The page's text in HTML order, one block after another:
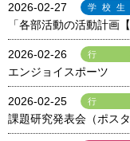
2026-02-27 学校生
「各部活動の活動計画
2026-02-26 行
エンジョイスポーツ
2026-02-25 行
課題研究発表会（ポスタ